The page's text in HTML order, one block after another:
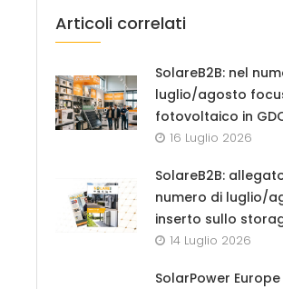
Articoli correlati
SolareB2B: nel
luglio/agosto
fotovoltaico in
16 Luglio 2026
SolareB2B:
numero di luglio/
inserto sullo
14 Luglio 2026
SolarPower